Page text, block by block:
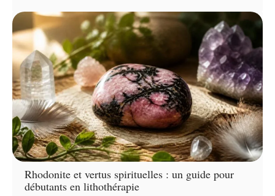
Rhodonite et vertus spirituelles : un guide pour
débutants en lithothérapie